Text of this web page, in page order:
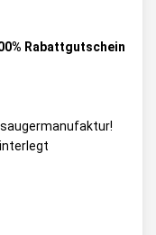
Rabattgutschein